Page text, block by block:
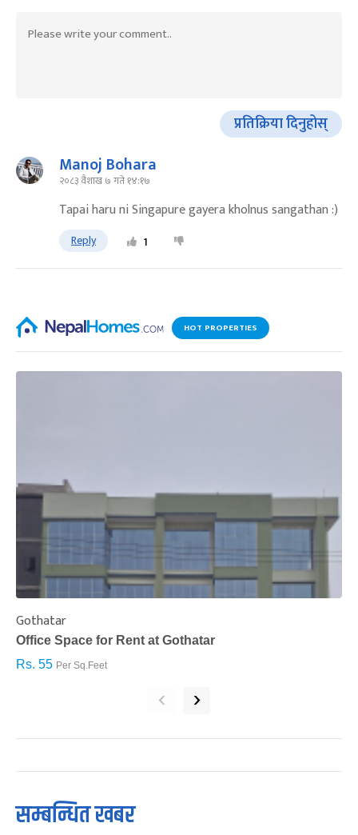
प्रतिक्रिया दिनुहोस्
Manoj Bohara
२०८३ वैशाख ७ गते १४:१७
Tapai haru ni Singapure gayera kholnus sangathan :)
Reply 1
HOT PROPERTIES
Gothatar
Office Space for Rent at Gothatar
Rs. 55 Per Sq.Feet
‹ ›
सम्बन्धित खबर